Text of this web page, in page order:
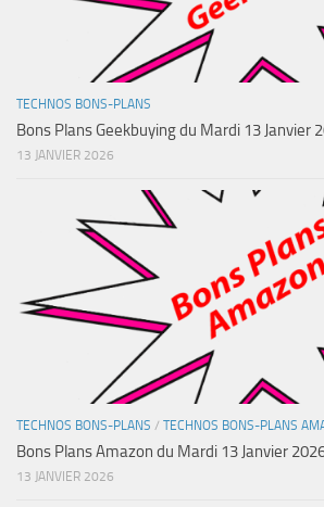
TECHNOS BONS-PLANS
Bons Plans Geekbuying du Mardi 13 Janvier
13 JANVIER 2026
TECHNOS BONS-PLANS / TECHNOS BONS-PLANS
Bons Plans Amazon du Mardi 13 Janvier
13 JANVIER 2026